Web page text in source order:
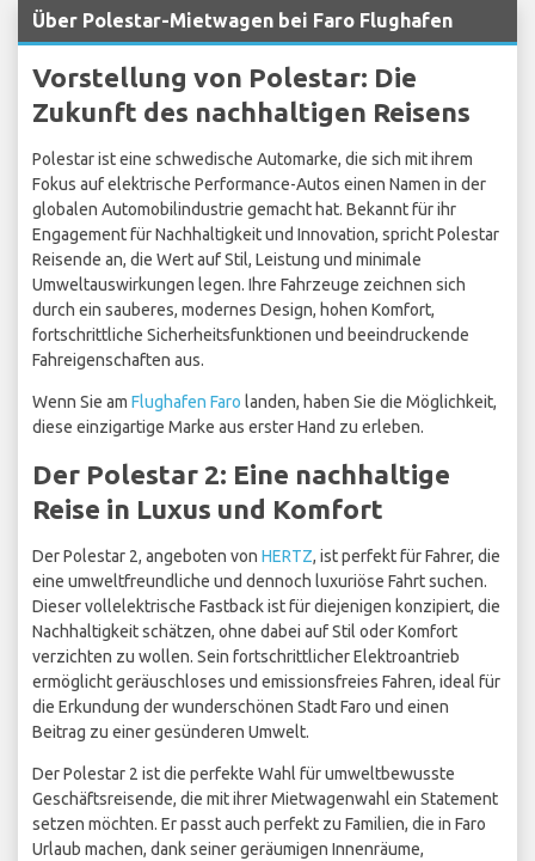
Über Polestar-Mietwagen bei Faro Flughafen
Vorstellung von Polestar: Die
Zukunft des nachhaltigen Reisens
Polestar ist eine schwedische Automarke, die sich mit ihrem
Fokus auf elektrische Performance-Autos einen Namen in der
globalen Automobilindustrie gemacht hat. Bekannt für ihr
Engagement für Nachhaltigkeit und Innovation, spricht Polestar
Reisende an, die Wert auf Stil, Leistung und minimale
Umweltauswirkungen legen. Ihre Fahrzeuge zeichnen sich
durch ein sauberes, modernes Design, hohen Komfort,
fortschrittliche Sicherheitsfunktionen und beeindruckende
Fahreigenschaften aus.
Wenn Sie am Flughafen Faro landen, haben Sie die Möglichkeit,
diese einzigartige Marke aus erster Hand zu erleben.
Der Polestar 2: Eine nachhaltige
Reise in Luxus und Komfort
Der Polestar 2, angeboten von HERTZ, ist perfekt für Fahrer, die
eine umweltfreundliche und dennoch luxuriöse Fahrt suchen.
Dieser vollelektrische Fastback ist für diejenigen konzipiert, die
Nachhaltigkeit schätzen, ohne dabei auf Stil oder Komfort
verzichten zu wollen. Sein fortschrittlicher Elektroantrieb
ermöglicht geräuschloses und emissionsfreies Fahren, ideal für
die Erkundung der wunderschönen Stadt Faro und einen
Beitrag zu einer gesünderen Umwelt.
Der Polestar 2 ist die perfekte Wahl für umweltbewusste
Geschäftsreisende, die mit ihrer Mietwagenwahl ein Statement
setzen möchten. Er passt auch perfekt zu Familien, die in Faro
Urlaub machen, dank seiner geräumigen Innenräume,